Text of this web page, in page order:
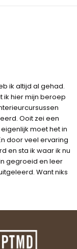
ik altijd al gehad.
ik hier mijn beroep
Ooit zei een
moet het in
door veel ervaring
en sta ik waar ik nu
gegroeid en leer
Want niks